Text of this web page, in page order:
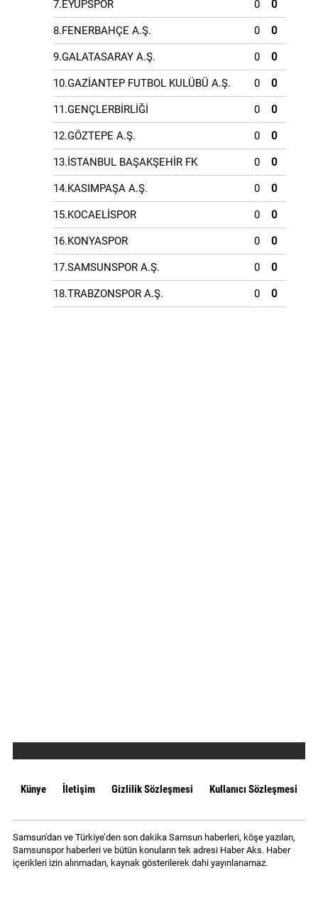
7.EYÜPSPOR 0 0
8.FENERBAHÇE A.Ş. 0 0
9.GALATASARAY A.Ş. 0 0
10.GAZİANTEP FUTBOL KULÜBÜ A.Ş. 0 0
11.GENÇLERBİRLİĞİ 0 0
12.GÖZTEPE A.Ş. 0 0
13.İSTANBUL BAŞAKŞEHİR FK 0 0
14.KASIMPAŞA A.Ş. 0 0
15.KOCAELİSPOR 0 0
16.KONYASPOR 0 0
17.SAMSUNSPOR A.Ş. 0 0
18.TRABZONSPOR A.Ş. 0 0
Künye İletişim Gizlilik Sözleşmesi Kullanıcı Sözleşmesi
Samsun'dan ve Türkiye’den son dakika Samsun haberleri, köşe yazıları,
Samsunspor haberleri ve bütün konuların tek adresi Haber Aks. Haber
içerikleri izin alınmadan, kaynak gösterilerek dahi yayınlanamaz.